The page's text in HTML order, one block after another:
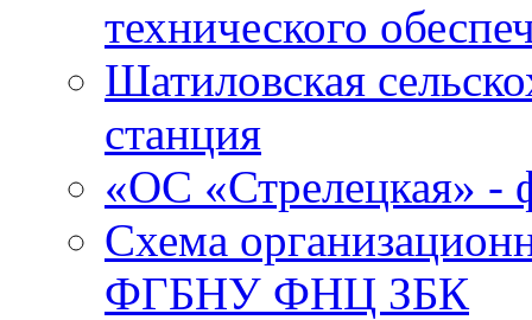
технического
Шатиловская
станция
«ОС «Стрелецкая»
Схема
ФГБНУ ФНЦ ЗБК